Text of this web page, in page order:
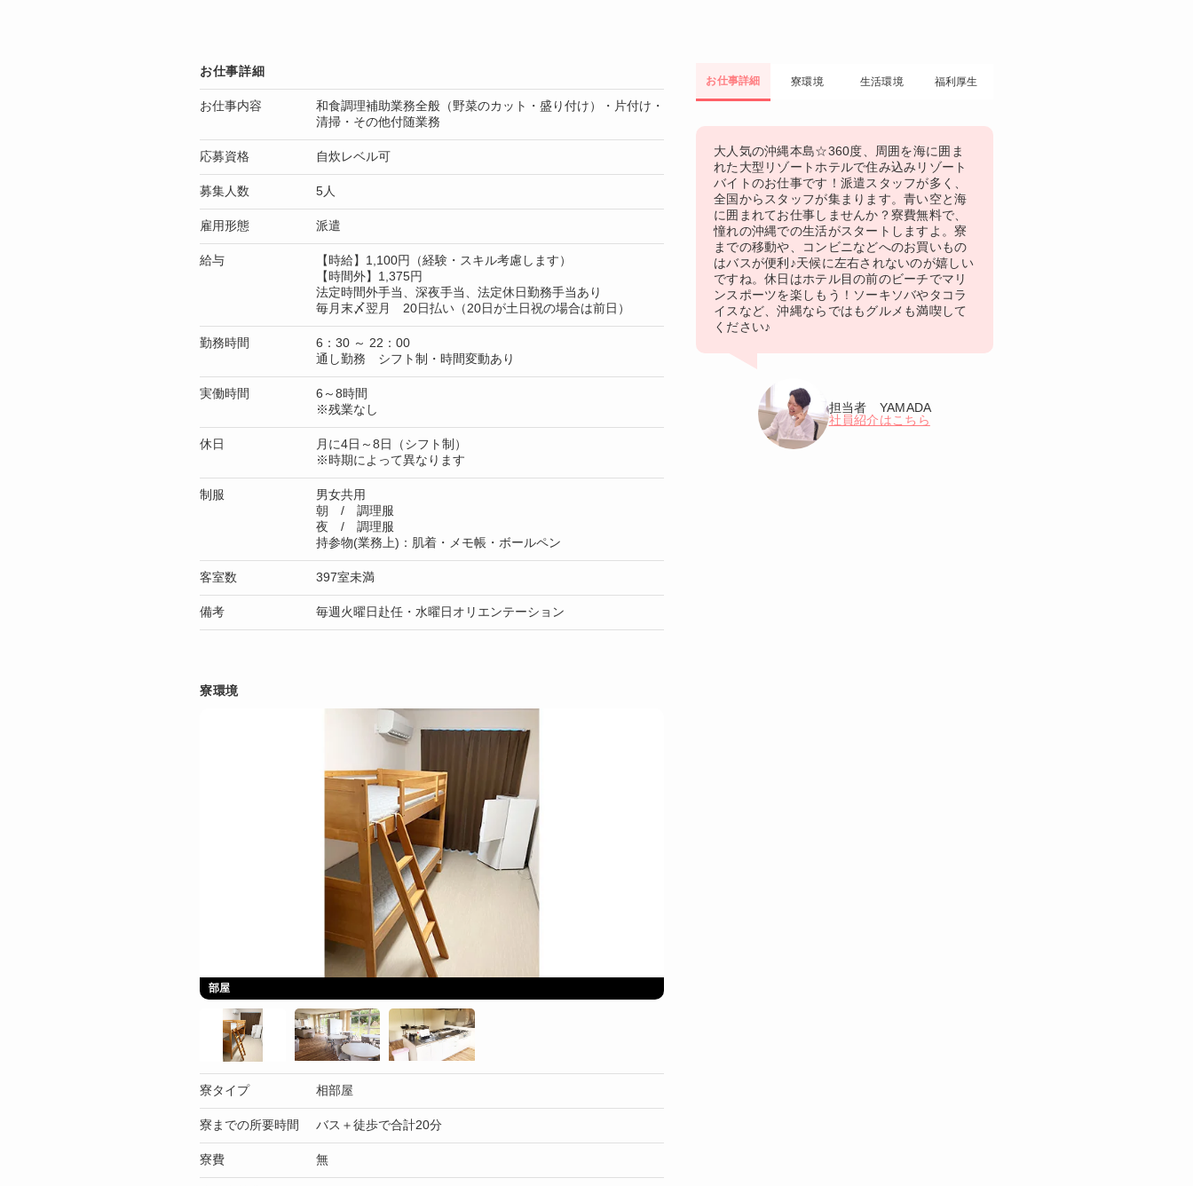
お仕事詳細 寮環境 生活環境 福利厚生
大人気の沖縄本島☆360度、周囲を海に囲ま
れた大型リゾートホテルで住み込みリゾート
バイトのお仕事です！派遣スタッフが多く、
全国からスタッフが集まります。青い空と海
に囲まれてお仕事しませんか？寮費無料で、
憧れの沖縄での生活がスタートしますよ。寮
までの移動や、コンビニなどへのお買いもの
はバスが便利♪天候に左右されないのが嬉しい
ですね。休日はホテル目の前のビーチでマリ
ンスポーツを楽しもう！ソーキソバやタコラ
イスなど、沖縄ならではもグルメも満喫して
ください♪
担当者 YAMADA
社員紹介はこちら
お仕事詳細
お仕事内容
和食調理補助業務全般（野菜のカット・盛り付け）・片付け・
清掃・その他付随業務
応募資格 自炊レベル可
募集人数 5人
雇用形態 派遣
給与
【時給】1,100円（経験・スキル考慮します）
【時間外】1,375円
法定時間外手当、深夜手当、法定休日勤務手当あり
毎月末〆翌月 20日払い（20日が土日祝の場合は前日）
勤務時間
6：30 ～ 22：00
通し勤務 シフト制・時間変動あり
実働時間
6～8時間
※残業なし
休日
月に4日～8日（シフト制）
※時期によって異なります
制服
男女共用
朝 / 調理服
夜 / 調理服
持参物(業務上)：肌着・メモ帳・ボールペン
客室数 397室未満
備考 毎週火曜日赴任・水曜日オリエンテーション
寮環境
部屋
寮タイプ 相部屋
寮までの所要時間 バス＋徒歩で合計20分
寮費 無